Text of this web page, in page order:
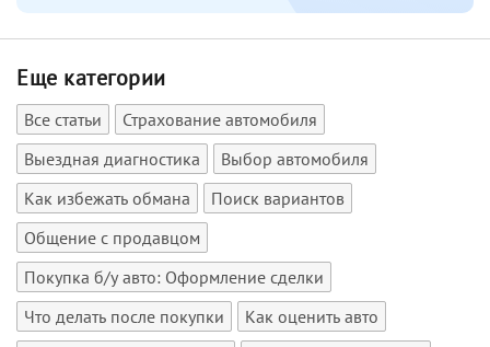
Еще категории
Все статьи
Страхование автомобиля
Выездная диагностика
Выбор автомобиля
Как избежать обмана
Поиск вариантов
Общение с продавцом
Покупка б/у авто: Оформление сделки
Что делать после покупки
Как оценить авто